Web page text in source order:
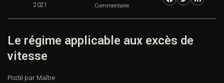
2021 Commentaire
Le régime applicable aux excès de
vitesse
Posté par Maître